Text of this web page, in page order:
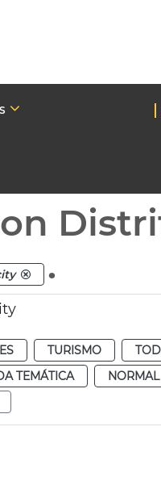
.
TURISMO
TEMÁTICA NORMAL